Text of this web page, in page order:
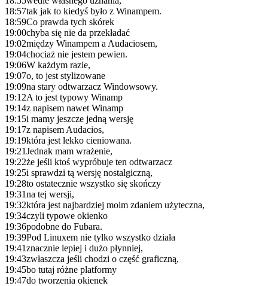
18:57tak jak to kiedyś było z Winampem.
18:59Co prawda tych skórek
19:00chyba się nie da przekładać
19:02między Winampem a Audaciosem,
19:04chociaż nie jestem pewien.
19:06W każdym razie,
19:07o, to jest stylizowane
19:09na stary odtwarzacz Windowsowy.
19:12A to jest typowy Winamp
19:14z napisem nawet Winamp
19:15i mamy jeszcze jedną wersję
19:17z napisem Audacios,
19:19która jest lekko cieniowana.
19:21Jednak mam wrażenie,
19:22że jeśli ktoś wypróbuje ten odtwarzacz
19:25i sprawdzi tą wersję nostalgiczną,
19:28to ostatecznie wszystko się skończy
19:31na tej wersji,
19:32która jest najbardziej moim zdaniem użyteczna,
19:34czyli typowe okienko
19:36podobne do Fubara.
19:39Pod Linuxem nie tylko wszystko działa
19:41znacznie lepiej i dużo płynniej,
19:43zwłaszcza jeśli chodzi o część graficzną,
19:45bo tutaj różne platformy
19:47do tworzenia okienek